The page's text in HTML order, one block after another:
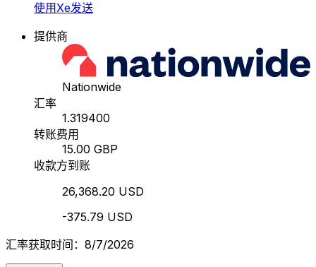
使用Xe发送
提供商
Nationwide
汇率
1.319400
转账费用
15.00 GBP
收款方到账
26,368.20 USD
-375.79 USD
汇率获取时间：8/7/2026